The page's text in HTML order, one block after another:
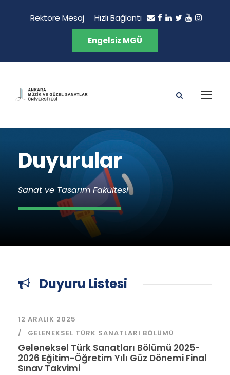
Rektöre Mesaj Hızlı Bağlantı
Engelsiz MGÜ
Duyurular
Sanat ve Tasarım Fakültesi
Duyuru Listesi
12 ARALIK 2025
GELENEKSEL TÜRK SANATLARI BÖLÜMÜ
Geleneksel Türk Sanatları Bölümü 2025-
2026 Eğitim-Öğretim Yılı Güz Dönemi Final
Sınav Takvimi